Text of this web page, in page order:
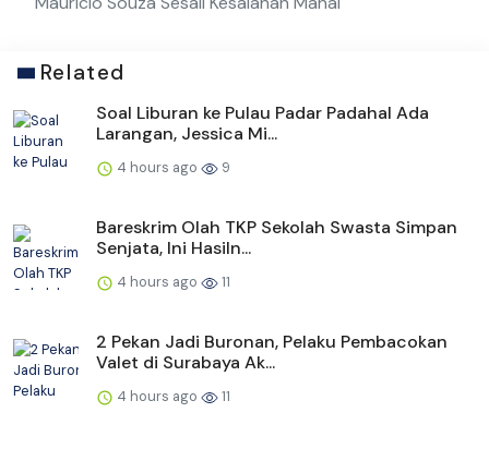
Related
Soal Liburan ke Pulau Padar Padahal Ada
Larangan, Jessica Mi...
4 hours ago 9
Bareskrim Olah TKP Sekolah Swasta Simpan
Senjata, Ini Hasiln...
4 hours ago 11
2 Pekan Jadi Buronan, Pelaku Pembacokan
Valet di Surabaya Ak...
4 hours ago 11